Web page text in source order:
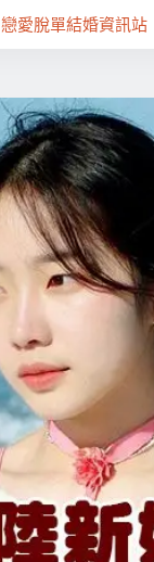
戀愛脫單結婚資訊站